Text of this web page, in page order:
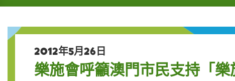
2012年5月26日
樂施會呼籲澳門市民支持「樂